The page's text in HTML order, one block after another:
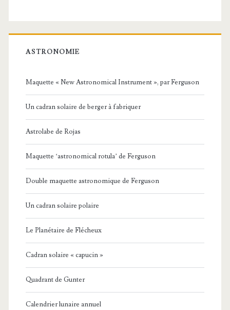
ASTRONOMIE
Maquette « New Astronomical Instrument », par Ferguson
Un cadran solaire de berger à fabriquer
Astrolabe de Rojas
Maquette ‘astronomical rotula’ de Ferguson
Double maquette astronomique de Ferguson
Un cadran solaire polaire
Le Planétaire de Flécheux
Cadran solaire « capucin »
Quadrant de Gunter
Calendrier lunaire annuel